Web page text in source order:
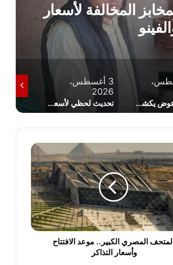
المخالفة لأسعار
جمال عوض يكشف حقيقة أزمة سيستم المعاشات وتفاصيل التحول الرقمي
3 أغسطس،
2026
تحديث لحظي لأسعار الذهب اليوم في مصر وتخطيه حاجز 4000 دولار عالميا
المصري الكبير.. موعد الافتتاح
وأسعار التذاكر